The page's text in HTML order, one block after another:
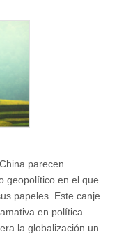
parecen
geopolítico en el que
papeles. Este canje
en política
la globalización un